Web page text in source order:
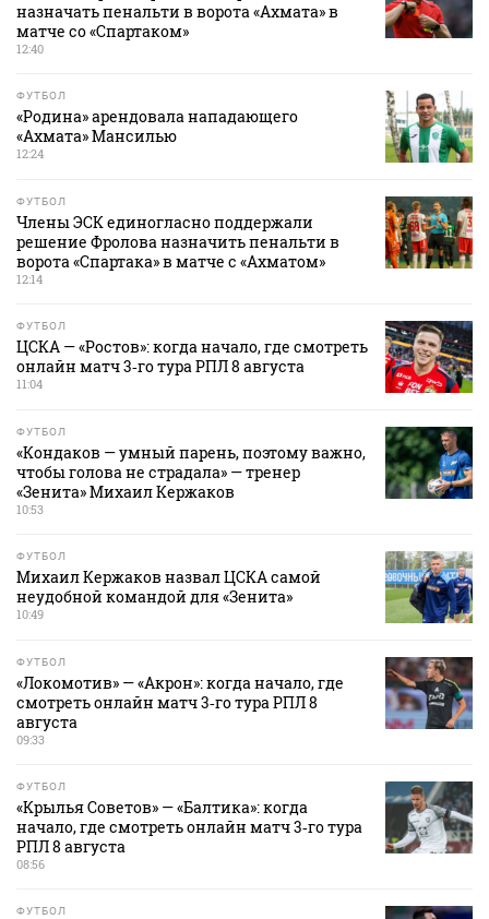
назначать пенальти в ворота «Ахмата» в
матче со «Спартаком»
12:40
ФУТБОЛ
«Родина» арендовала нападающего
«Ахмата» Мансилью
12:24
ФУТБОЛ
Члены ЭСК единогласно поддержали
решение Фролова назначить пенальти в
ворота «Спартака» в матче с «Ахматом»
12:14
ФУТБОЛ
ЦСКА — «Ростов»: когда начало, где смотреть
онлайн матч 3‑го тура РПЛ 8 августа
11:04
ФУТБОЛ
«Кондаков — умный парень, поэтому важно,
чтобы голова не страдала» — тренер
«Зенита» Михаил Кержаков
10:53
ФУТБОЛ
Михаил Кержаков назвал ЦСКА самой
неудобной командой для «Зенита»
10:49
ФУТБОЛ
«Локомотив» — «Акрон»: когда начало, где
смотреть онлайн матч 3‑го тура РПЛ 8
августа
09:33
ФУТБОЛ
«Крылья Советов» — «Балтика»: когда
начало, где смотреть онлайн матч 3‑го тура
РПЛ 8 августа
08:56
ФУТБОЛ